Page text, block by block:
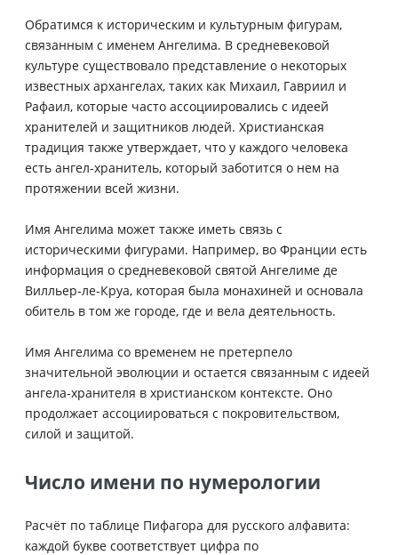
Обратимся к историческим и культурным фигурам,
связанным с именем Ангелима. В средневековой
культуре существовало представление о некоторых
известных архангелах, таких как Михаил, Гавриил и
Рафаил, которые часто ассоциировались с идеей
хранителей и защитников людей. Христианская
традиция также утверждает, что у каждого человека
есть ангел-хранитель, который заботится о нем на
протяжении всей жизни.
Имя Ангелима может также иметь связь с
историческими фигурами. Например, во Франции есть
информация о средневековой святой Ангелиме де
Вилльер-ле-Круа, которая была монахиней и основала
обитель в том же городе, где и вела деятельность.
Имя Ангелима со временем не претерпело
значительной эволюции и остается связанным с идеей
ангела-хранителя в христианском контексте. Оно
продолжает ассоциироваться с покровительством,
силой и защитой.
Число имени по нумерологии
Расчёт по таблице Пифагора для русского алфавита:
каждой букве соответствует цифра по